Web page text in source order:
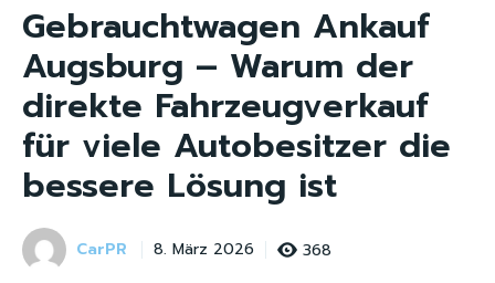
Gebrauchtwagen Ankauf
Augsburg – Warum der
direkte Fahrzeugverkauf
für viele Autobesitzer die
bessere Lösung ist
CarPR 8. März 2026 368